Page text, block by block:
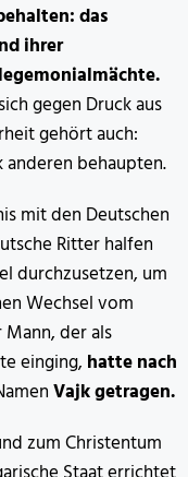
das
ihrer
gegen Druck aus
gehört auch:
behaupten.
mit den Deutschen
Ritter halfen
durchzusetzen, um
Wechsel vom
Mann, der als
einging, hatte nach
Vajkgetragen.
zum Christentum